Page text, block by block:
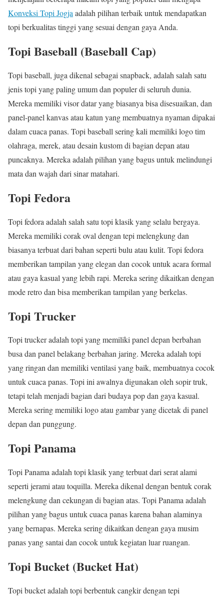
Konveksi Topi Jogja adalah pilihan terbaik untuk mendapatkan
topi berkualitas tinggi yang sesuai dengan gaya Anda.
Topi Baseball (Baseball Cap)
Topi baseball, juga dikenal sebagai snapback, adalah salah satu
jenis topi yang paling umum dan populer di seluruh dunia.
Mereka memiliki visor datar yang biasanya bisa disesuaikan, dan
panel-panel kanvas atau katun yang membuatnya nyaman dipakai
dalam cuaca panas. Topi baseball sering kali memiliki logo tim
olahraga, merek, atau desain kustom di bagian depan atau
puncaknya. Mereka adalah pilihan yang bagus untuk melindungi
mata dan wajah dari sinar matahari.
Topi Fedora
Topi fedora adalah salah satu topi klasik yang selalu bergaya.
Mereka memiliki corak oval dengan tepi melengkung dan
biasanya terbuat dari bahan seperti bulu atau kulit. Topi fedora
memberikan tampilan yang elegan dan cocok untuk acara formal
atau gaya kasual yang lebih rapi. Mereka sering dikaitkan dengan
mode retro dan bisa memberikan tampilan yang berkelas.
Topi Trucker
Topi trucker adalah topi yang memiliki panel depan berbahan
busa dan panel belakang berbahan jaring. Mereka adalah topi
yang ringan dan memiliki ventilasi yang baik, membuatnya cocok
untuk cuaca panas. Topi ini awalnya digunakan oleh sopir truk,
tetapi telah menjadi bagian dari budaya pop dan gaya kasual.
Mereka sering memiliki logo atau gambar yang dicetak di panel
depan dan punggung.
Topi Panama
Topi Panama adalah topi klasik yang terbuat dari serat alami
seperti jerami atau toquilla. Mereka dikenal dengan bentuk corak
melengkung dan cekungan di bagian atas. Topi Panama adalah
pilihan yang bagus untuk cuaca panas karena bahan alaminya
yang bernapas. Mereka sering dikaitkan dengan gaya musim
panas yang santai dan cocok untuk kegiatan luar ruangan.
Topi Bucket (Bucket Hat)
Topi bucket adalah topi berbentuk cangkir dengan tepi